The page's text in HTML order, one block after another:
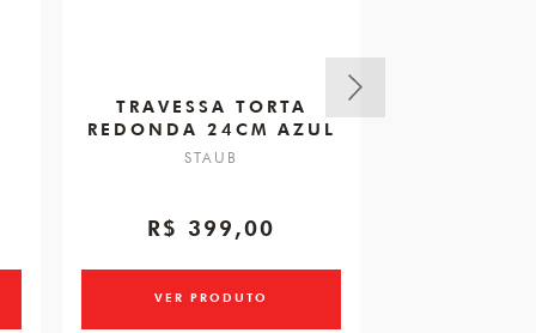
TRAVESSA TORTA
REDONDA 24CM AZUL
STAUB
R$ 399,00
VER PRODUTO